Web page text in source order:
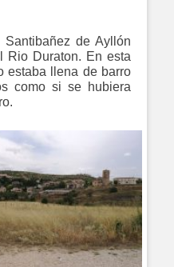
de Ayllón
Rio Duraton. En esta
estaba llena de barro
como si se hubiera